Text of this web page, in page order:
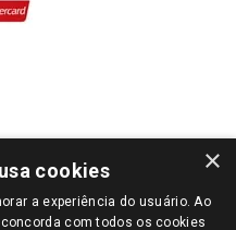
LOGIN E SELECIONE A LOJA DE
×
cookies
a experiência do usuário. Ao
com todos os cookies